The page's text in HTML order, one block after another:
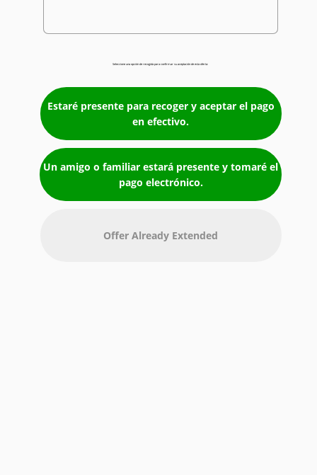
Seleccione una opción de recogida para confirmar su aceptación de esta oferta:
Estaré presente para recoger y aceptar el pago
en efectivo.
Un amigo o familiar estará presente y tomaré el
pago electrónico.
Offer Already Extended